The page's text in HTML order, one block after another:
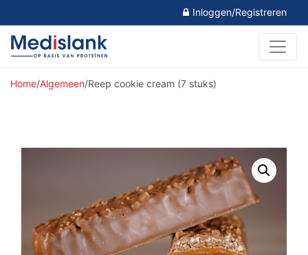
Inloggen/Registreren
Home/Algemeen/Reep cookie cream (7 stuks)